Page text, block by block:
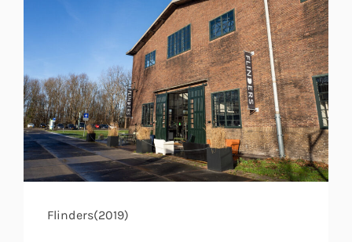
Flinders(2019)